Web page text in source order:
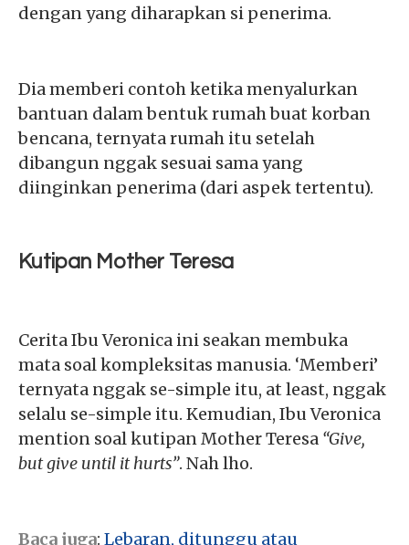
dengan yang diharapkan si penerima.
Dia memberi contoh ketika menyalurkan
bantuan dalam bentuk rumah buat korban
bencana, ternyata rumah itu setelah
dibangun nggak sesuai sama yang
diinginkan penerima (dari aspek tertentu).
Kutipan Mother Teresa
Cerita Ibu Veronica ini seakan membuka
mata soal kompleksitas manusia. ‘Memberi’
ternyata nggak se-simple itu, at least, nggak
selalu se-simple itu. Kemudian, Ibu Veronica
mention soal kutipan Mother Teresa “Give,
but give until it hurts”. Nah lho.
Baca juga: Lebaran, ditunggu atau